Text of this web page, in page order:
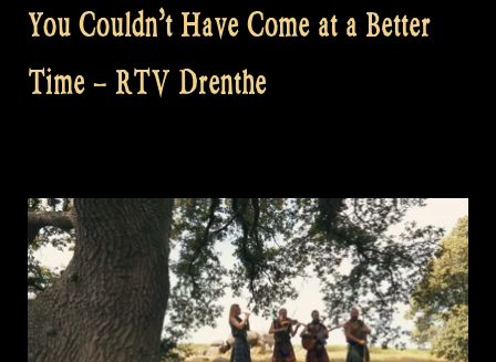
You Couldn’t Have Come at a Better
Time – RTV Drenthe